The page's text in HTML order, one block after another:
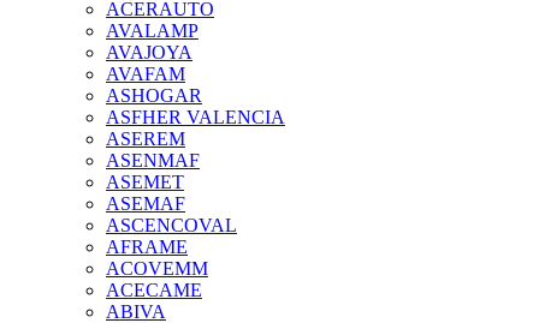
ACERAUTO
AVALAMP
AVAJOYA
AVAFAM
ASHOGAR
ASFHER VALENCIA
ASEREM
ASENMAF
ASEMET
ASEMAF
ASCENCOVAL
AFRAME
ACOVEMM
ACECAME
ABIVA